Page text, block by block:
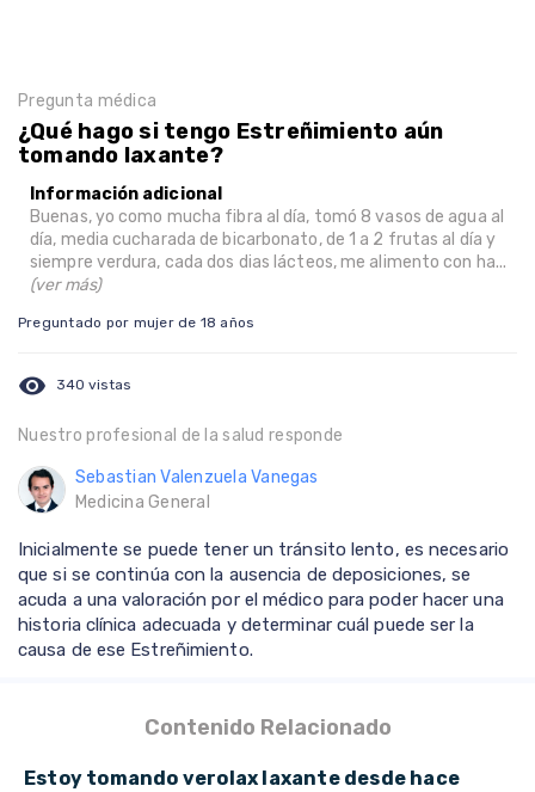
Pregunta médica
¿Qué hago si tengo Estreñimiento aún
tomando laxante?
Información adicional
Buenas, yo como mucha fibra al día, tomó 8 vasos de agua al
día, media cucharada de bicarbonato, de 1 a 2 frutas al día y
siempre verdura, cada dos dias lácteos, me alimento con ha...
(ver más)
Preguntado por mujer de 18 años
visibility 340 vistas
Nuestro profesional de la salud responde
Sebastian Valenzuela Vanegas
Medicina General
Inicialmente se puede tener un tránsito lento, es necesario
que si se continúa con la ausencia de deposiciones, se
acuda a una valoración por el médico para poder hacer una
historia clínica adecuada y determinar cuál puede ser la
causa de ese Estreñimiento.
Contenido Relacionado
Estoy tomando verolax laxante desde hace